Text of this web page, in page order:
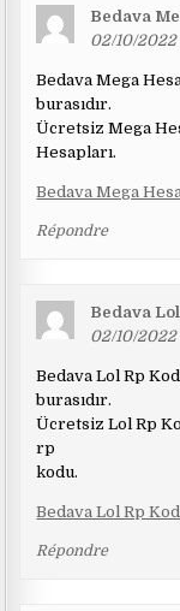
Bedava
02/10/
Bedava Mega
burasıdır.
Ücretsiz Mega
Hesapları.
Bedava Mega
Répondre
Bedava
02/10/2022
Bedava Lol Rp
burasıdır.
Ücretsiz Lol Rp
rp
kodu.
Bedava Lol Rp
Répondre